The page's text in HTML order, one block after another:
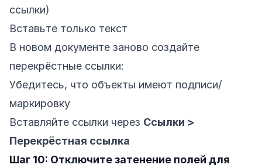
ссылки)
Вставьте только текст
В новом документе заново создайте
перекрёстные ссылки:
Убедитесь, что объекты имеют подписи/
маркировку
Вставляйте ссылки через Ссылки >
Перекрёстная ссылка
Шаг 10: Отключите затенение полей для